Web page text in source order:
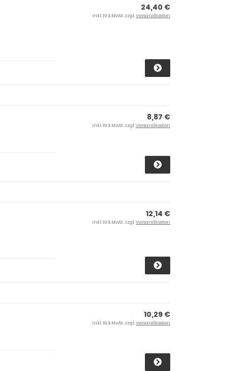
24,40 €
inkl. 19 % MwSt. zzgl.Versandkosten
8,87 €
inkl. 19 % MwSt. zzgl.Versandkosten
12,14 €
inkl. 19 % MwSt. zzgl.Versandkosten
10,29 €
inkl. 19 % MwSt. zzgl.Versandkosten